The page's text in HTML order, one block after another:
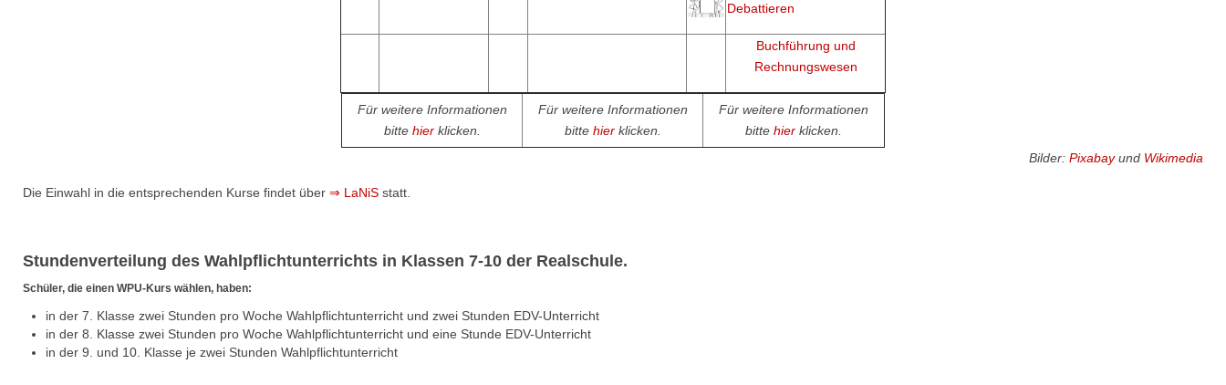
Debattieren
Buchführung und
Rechnungswesen
Für weitere Informationen
bitte hierklicken.
Für weitere Informationen
bitte hierklicken.
Für weitere Informationen
bitte hier klicken.
Bilder: Pixabayund Wikimedia
Die Einwahl in die entsprechenden Kurse findet über ⇒ LaNiS statt.
Stundenverteilung des Wahlpflichtunterrichts in Klassen 7-10 der Realschule.
Schüler, die einen WPU-Kurs wählen, haben:
in der 7. Klasse zwei Stunden pro Woche Wahlpflichtunterricht und zwei Stunden EDV-Unterricht
in der 8. Klasse zwei Stunden pro Woche Wahlpflichtunterricht und eine Stunde EDV-Unterricht
in der 9. und 10. Klasse je zwei Stunden Wahlpflichtunterricht